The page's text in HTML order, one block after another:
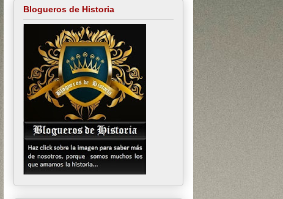
Blogueros de Historia